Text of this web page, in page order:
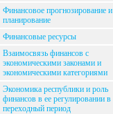
Финансовое прогнозирование и
планирование
Финансовые ресурсы
Взаимосвязь финансов с
экономическими законами и
экономическими категориями
Экономика республики и роль
финансов в ее регулировании в
переходный период